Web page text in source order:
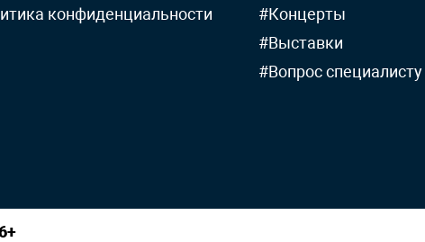
конфиденциальности
#Концерты
#Выставки
#Вопрос специалисту